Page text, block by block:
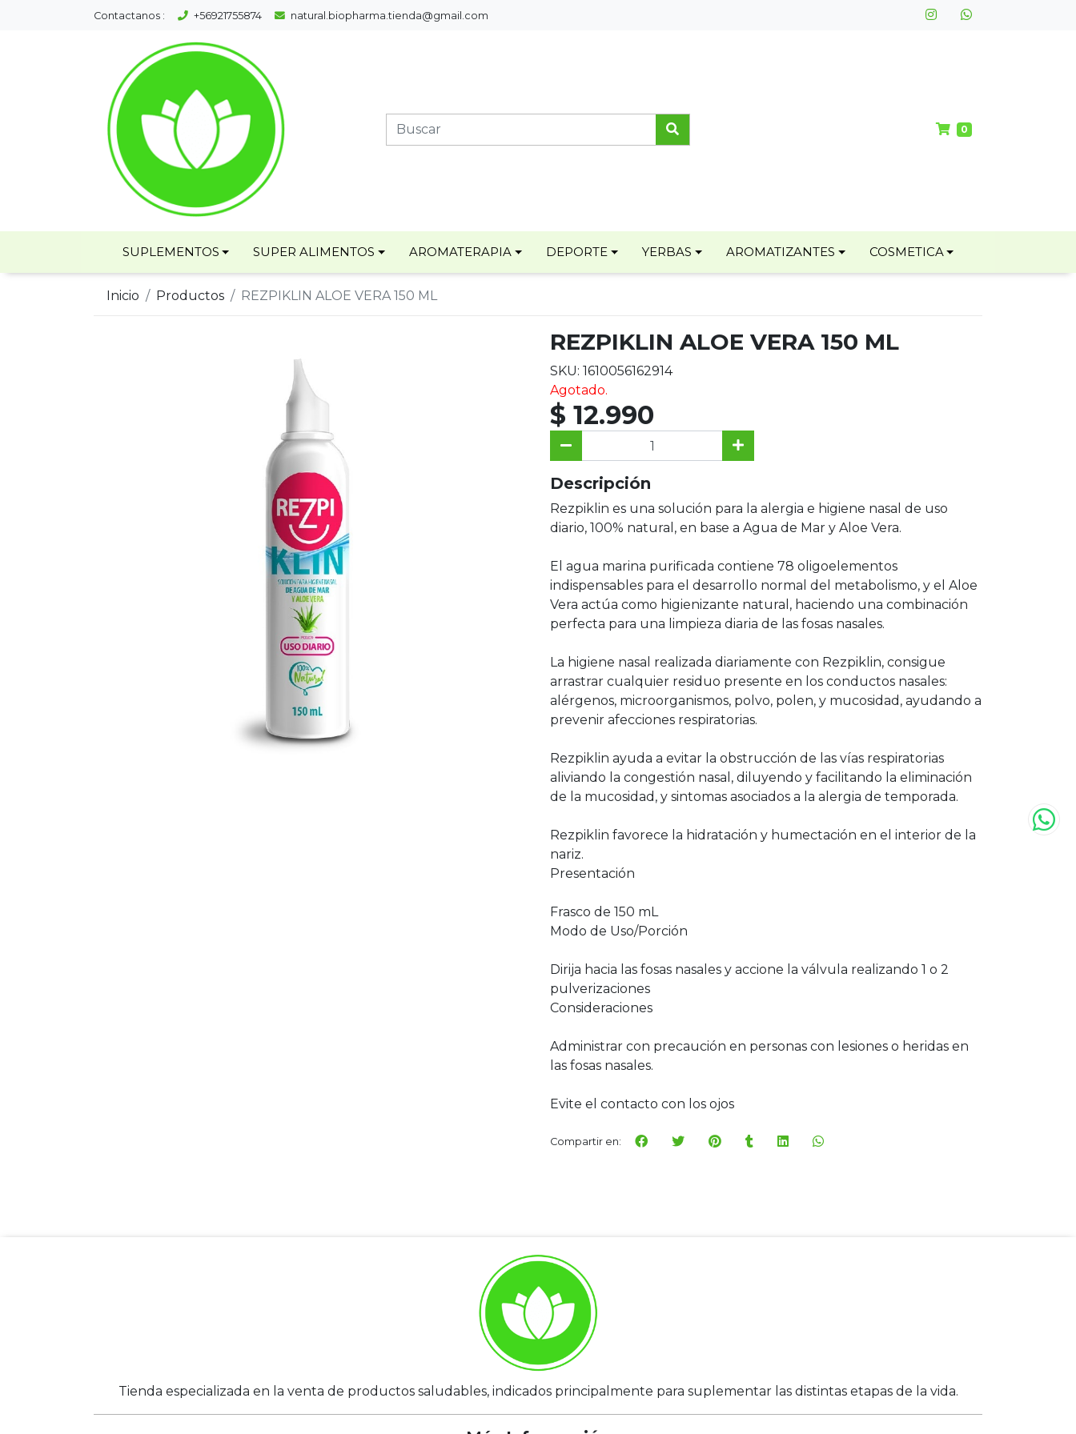
Contactanos : +56921755874 natural.biopharma.tienda@gmail.com
0
SUPLEMENTOS SUPER ALIMENTOS AROMATERAPIA DEPORTE YERBAS AROMATIZANTES COSMETICA
Inicio Productos REZPIKLIN ALOE VERA 150 ML
REZPIKLIN ALOE VERA 150 ML
SKU: 1610056162914
Agotado.
$ 12.990
Descripción
Rezpiklin es una solución para la alergia e higiene nasal de uso
diario, 100% natural, en base a Agua de Mar y Aloe Vera.
El agua marina purificada contiene 78 oligoelementos
indispensables para el desarrollo normal del metabolismo, y el Aloe
Vera actúa como higienizante natural, haciendo una combinación
perfecta para una limpieza diaria de las fosas nasales.
La higiene nasal realizada diariamente con Rezpiklin, consigue
arrastrar cualquier residuo presente en los conductos nasales:
alérgenos, microorganismos, polvo, polen, y mucosidad, ayudando a
prevenir afecciones respiratorias.
Rezpiklin ayuda a evitar la obstrucción de las vías respiratorias
aliviando la congestión nasal, diluyendo y facilitando la eliminación
de la mucosidad, y sintomas asociados a la alergia de temporada.
Rezpiklin favorece la hidratación y humectación en el interior de la
nariz.
Presentación
Frasco de 150 mL
Modo de Uso/Porción
Dirija hacia las fosas nasales y accione la válvula realizando 1 o 2
pulverizaciones
Consideraciones
Administrar con precaución en personas con lesiones o heridas en
las fosas nasales.
Evite el contacto con los ojos
Compartir en:
Tienda especializada en la venta de productos saludables, indicados principalmente para suplementar las distintas etapas de la vida.